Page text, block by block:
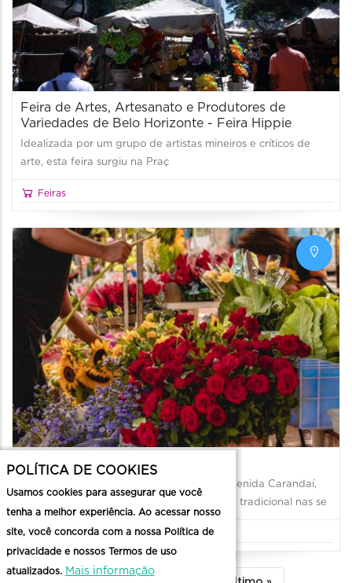
Feira de Artes, Artesanato e Produtores de
Variedades de Belo Horizonte - Feira Hippie
Idealizada por um grupo de artistas mineiros e críticos de
arte, esta feira surgiu na Praç
Feiras
Feira de Plantas e Flores Naturais
Caminhar entre as árvores seculares da Avenida Carandaí,
sentindo o perfume das flores, é programa tradicional nas se
Feiras
Paginação
POLÍTICA DE COOKIES
Usamos cookies para assegurar que você
tenha a melhor experiência. Ao acessar nosso
site, você concorda com a nossa Política de
privacidade e nossos Termos de uso
atualizados. Mais informação